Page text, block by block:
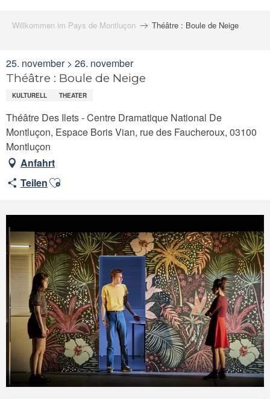
Willkommen im Pays de Montluçon Théâtre : Boule de Neige
25. november > 26. november
Théâtre : Boule de Neige
KULTURELL THEATER
Théâtre Des Ilets - Centre Dramatique National De
Montluçon, Espace Boris Vian, rue des Faucheroux, 03100
Montluçon
Anfahrt
TeilenAjouter aux favoris